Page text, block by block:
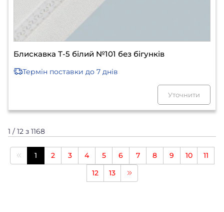
Блискавка Т-5 білий №101 без бігунків
Термін поставки до 7 днів
Уточнити
1 / 12 з 1168
1 2 3 4 5 6 7 8 9 10
11
12
13